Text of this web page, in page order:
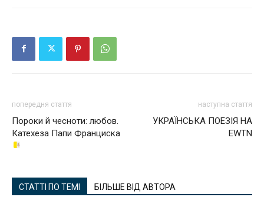
попередня стаття
Пороки й чесноти: любов.
Катехеза Папи Франциска
наступна стаття
УКРАЇНСЬКА ПОЕЗІЯ НА
EWTN
СТАТТІ ПО ТЕМІ БІЛЬШЕ ВІД АВТОРА